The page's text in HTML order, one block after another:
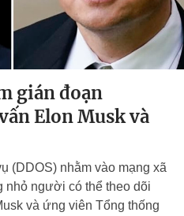
gián đoạn
Elon Musk và
(DDOS) nhằm vào mạng xã
nhỏ người có thể theo dõi
và ứng viên Tổng thống